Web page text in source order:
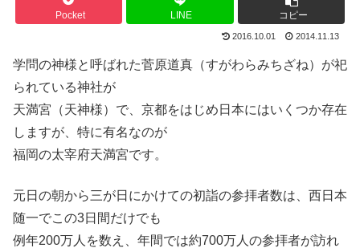
Pocket LINE コピー
2016.10.01 2014.11.13
学問の神様と呼ばれた菅原道真（すがわらみちざね）が祀
られている神社が
天満宮（天神様）で、京都をはじめ日本にはいくつか存在
しますが、特に有名なのが
福岡の太宰府天満宮です。
元日の朝から三が日にかけての初詣の参拝者数は、西日本
随一でこの3日間だけでも
例年200万人を数え、年間では約700万人の参拝者が訪れ